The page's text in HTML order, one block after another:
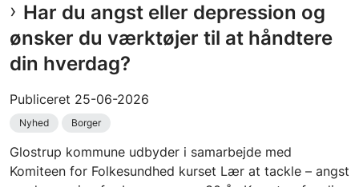
Har du angst eller depression og
ønsker du værktøjer til at håndtere
din hverdag?
Publiceret 25-06-2026
Nyhed Borger
Glostrup kommune udbyder i samarbejde med
Komiteen for Folkesundhed kurset Lær at tackle – angst